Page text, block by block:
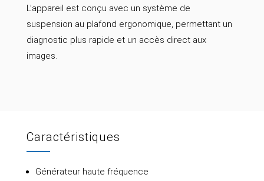
L’appareil est conçu avec un système de
suspension au plafond ergonomique, permettant un
diagnostic plus rapide et un accès direct aux
images.
Caractéristiques
Générateur haute fréquence